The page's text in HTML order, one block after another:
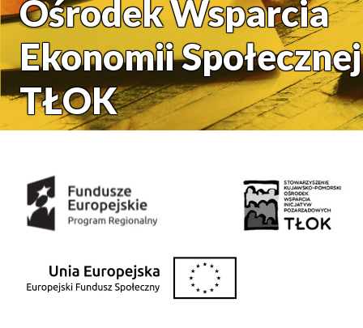
Ośrodek Wsparcia
Ekonomii Społecznej
TŁOK